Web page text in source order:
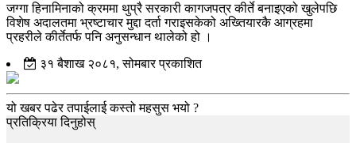
जग्गा हिनामिनाको क्रममा थुप्रै सरकारी कागजपत्र कीर्ते बनाइएको खुलेपछि
विशेष अदालतमा भ्रष्टाचार मुद्दा दर्ता गराइसकेको अख्तियारकै आग्रहमा
प्रहरीले कीर्तेतर्फ पनि अनुसन्धान थालेको हो ।
३१ बैशाख २०८१, सोमबार प्रकाशित
यो खबर पढेर तपाईलाई कस्तो महसुस भयो ?
प्रतिक्रिया दिनुहोस्